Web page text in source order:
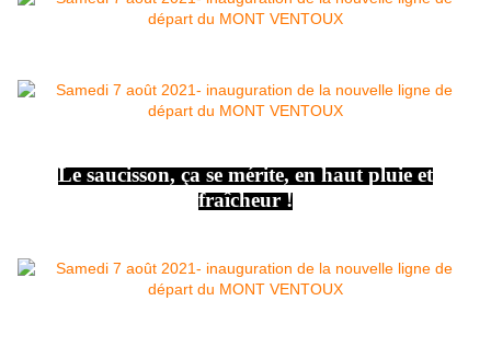
Le saucisson, ça se mérite, en haut pluie et
fraîcheur !